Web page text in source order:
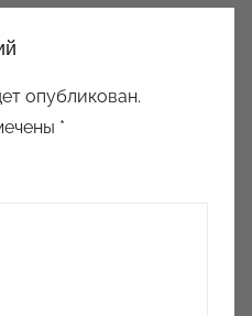
опубликован.
*